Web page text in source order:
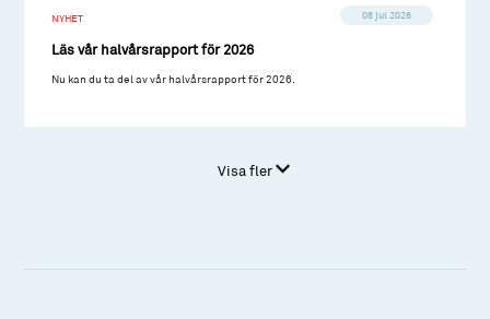
NYHET 08 jul 2026
Läs vår halvårsrapport för 2026
Nu kan du ta del av vår halvårsrapport för 2026.
Visa fler